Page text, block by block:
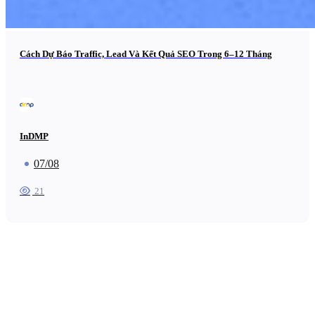
Cách Dự Báo Traffic, Lead Và Kết Quả SEO Trong 6–12 Tháng
InDMP
07/08
21